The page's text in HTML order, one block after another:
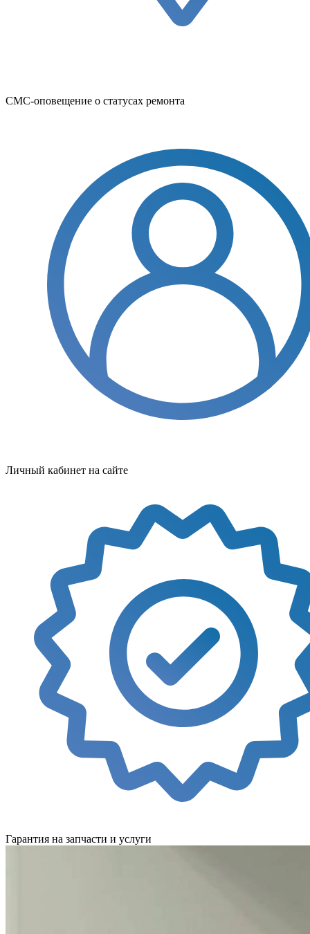
СМС-оповещение о статусах ремонта
Личный кабинет на сайте
Гарантия на запчасти и услуги